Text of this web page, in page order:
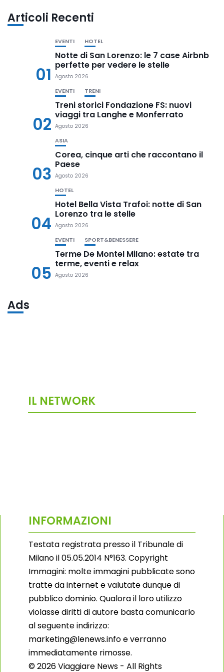
Articoli Recenti
01
EVENTI HOTEL
Notte di San Lorenzo: le 7 case Airbnb
perfette per vedere le stelle
Agosto 2026
02
EVENTI TRENI
Treni storici Fondazione FS: nuovi
viaggi tra Langhe e Monferrato
Agosto 2026
03
ASIA
Corea, cinque arti che raccontano il
Paese
Agosto 2026
04
HOTEL
Hotel Bella Vista Trafoi: notte di San
Lorenzo tra le stelle
Agosto 2026
05
EVENTI SPORT&BENESSERE
Terme De Montel Milano: estate tra
terme, eventi e relax
Agosto 2026
Ads
IL NETWORK
INFORMAZIONI
Testata registrata presso il Tribunale di
Milano il 05.05.2014 N°163. Copyright
Immagini: molte immagini pubblicate sono
tratte da internet e valutate dunque di
pubblico dominio. Qualora il loro utilizzo
violasse diritti di autore basta comunicarlo
al seguente indirizzo:
marketing@lenews.info e verranno
immediatamente rimosse.
© 2026 Viaggiare News - All Rights